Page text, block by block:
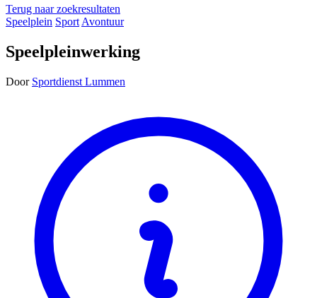
Terug naar zoekresultaten
Speelplein Sport Avontuur
Speelpleinwerking
Door Sportdienst Lummen